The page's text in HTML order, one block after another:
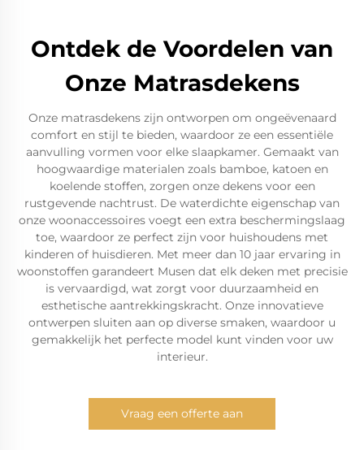
Ontdek de Voordelen van
Onze Matrasdekens
Onze matrasdekens zijn ontworpen om ongeëvenaard
comfort en stijl te bieden, waardoor ze een essentiële
aanvulling vormen voor elke slaapkamer. Gemaakt van
hoogwaardige materialen zoals bamboe, katoen en
koelende stoffen, zorgen onze dekens voor een
rustgevende nachtrust. De waterdichte eigenschap van
onze woonaccessoires voegt een extra beschermingslaag
toe, waardoor ze perfect zijn voor huishoudens met
kinderen of huisdieren. Met meer dan 10 jaar ervaring in
woonstoffen garandeert Musen dat elk deken met precisie
is vervaardigd, wat zorgt voor duurzaamheid en
esthetische aantrekkingskracht. Onze innovatieve
ontwerpen sluiten aan op diverse smaken, waardoor u
gemakkelijk het perfecte model kunt vinden voor uw
interieur.
Vraag een offerte aan